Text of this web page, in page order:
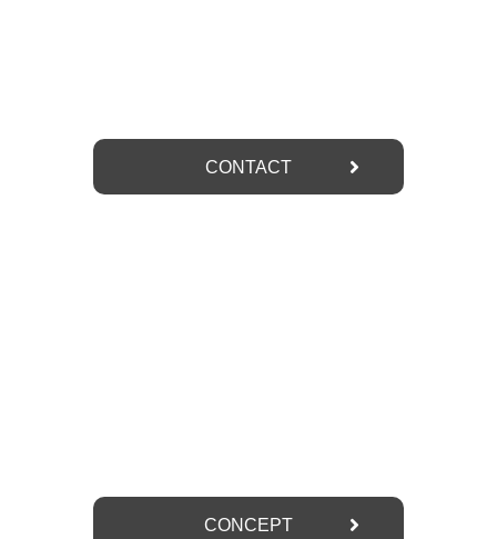
CONTACT
CONCEPT